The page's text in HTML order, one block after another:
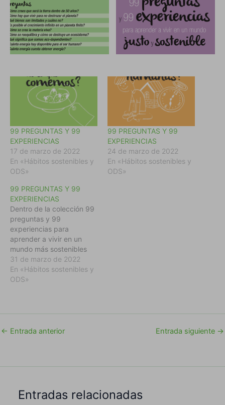
99 PREGUNTAS Y 99
EXPERIENCIAS
17 de marzo de 2022
En «Hábitos sostenibles y
ODS»
99 PREGUNTAS Y 99
EXPERIENCIAS
24 de marzo de 2022
En «Hábitos sostenibles y
ODS»
99 PREGUNTAS Y 99
EXPERIENCIAS
Dentro de la colección 99
preguntas y 99
experiencias para
aprender a vivir en un
mundo más sostenibles
realizadas por Ecologistas
en Acción nos
encontramos con este
31 de marzo de 2022
En «Hábitos sostenibles y
ODS»
← Entrada anterior Entrada siguiente →
Entradas relacionadas